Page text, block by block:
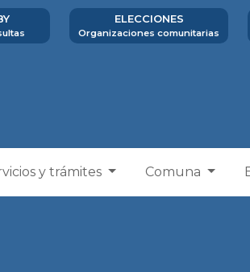
ELECCIONES
Organizaciones comunitarias
y trámites Comuna